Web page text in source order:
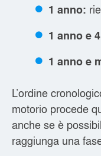
1 anno:
1 anno e
1 anno e
L’ordine
motorio procede
anche se è
raggiunga una